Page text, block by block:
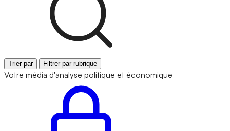
Trier par Filtrer par rubrique
Votre média d'analyse politique et économique